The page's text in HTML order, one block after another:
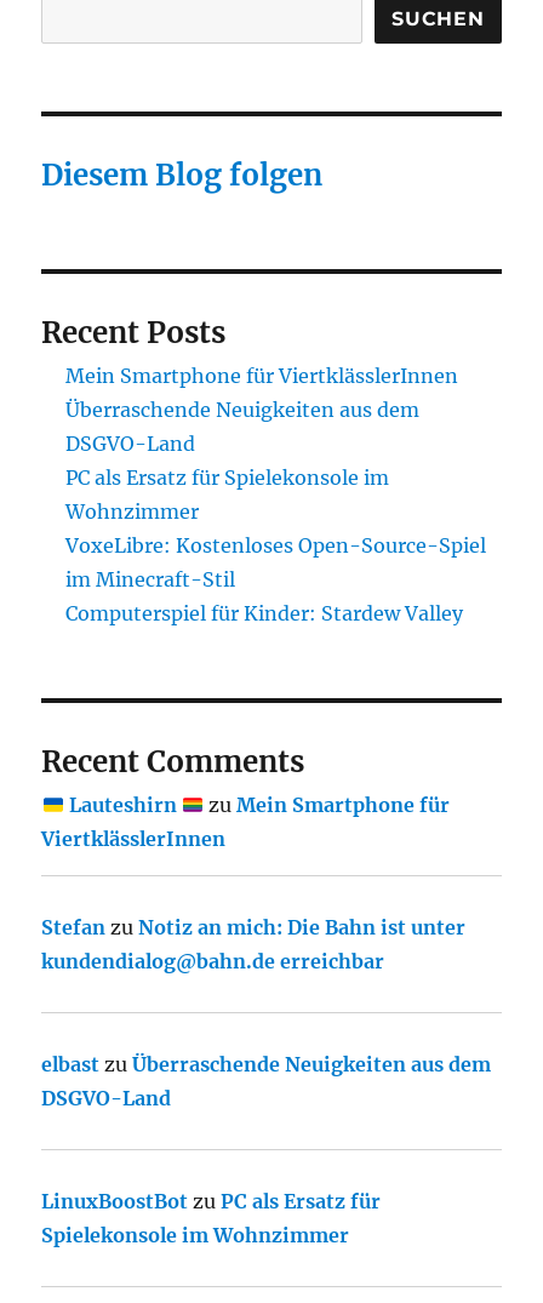
mit
Wohnwagen
SUCHEN
Diesem Blog folgen
Recent Posts
Mein Smartphone für ViertklässlerInnen
Überraschende Neuigkeiten aus dem
DSGVO-Land
PC als Ersatz für Spielekonsole im
Wohnzimmer
VoxeLibre: Kostenloses Open-Source-Spiel
im Minecraft-Stil
Computerspiel für Kinder: Stardew Valley
Recent Comments
Lauteshirn zu Mein Smartphone für
ViertklässlerInnen
Stefan zuNotiz an mich: Die Bahn ist unter
kundendialog@bahn.de erreichbar
elbast zuÜberraschende Neuigkeiten aus dem
DSGVO-Land
LinuxBoostBot zuPC als Ersatz für
Spielekonsole im Wohnzimmer